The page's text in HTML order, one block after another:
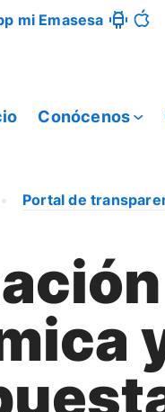
mi Emasesa
Conócenos
Portal de